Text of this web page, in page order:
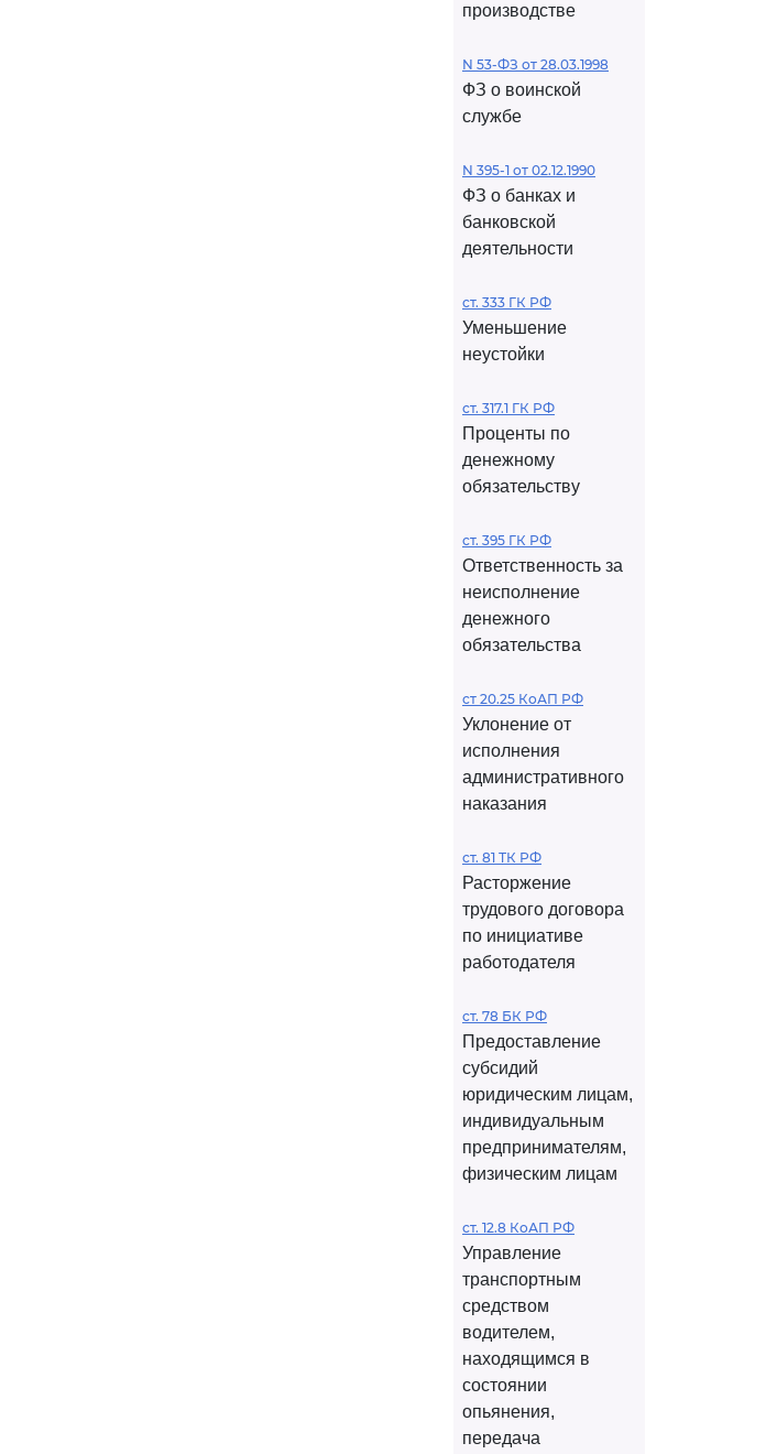
производстве
N 53-ФЗ от 28.03.1998
ФЗ о воинской
службе
N 395-1 от 02.12.1990
ФЗ о банках и
банковской
деятельности
ст. 333 ГК РФ
Уменьшение
неустойки
ст. 317.1 ГК РФ
Проценты по
денежному
обязательству
ст. 395 ГК РФ
Ответственность за
неисполнение
денежного
обязательства
ст 20.25 КоАП РФ
Уклонение от
исполнения
административного
наказания
ст. 81 ТК РФ
Расторжение
трудового договора
по инициативе
работодателя
ст. 78 БК РФ
Предоставление
субсидий
юридическим лицам,
индивидуальным
предпринимателям,
физическим лицам
ст. 12.8 КоАП РФ
Управление
транспортным
средством
водителем,
находящимся в
состоянии
опьянения,
передача